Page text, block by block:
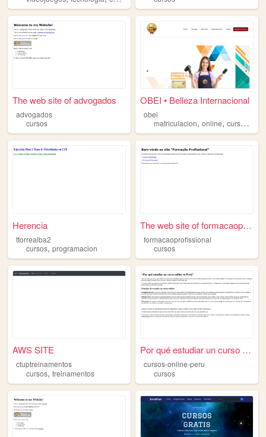
The web site of advogados
advogados
cursos
OBEI • Belleza Internacional
obei
matriculacion,online,cursos ,
Herencia
ttorrealba2
cursos, programacion
The web site of formacaoprof...
formacaoprofissional
cursos
AWS SITE
ctuptreinamentos
cursos, treinamentos
Por qué estudiar un curso on...
cursos-online-peru
cursos